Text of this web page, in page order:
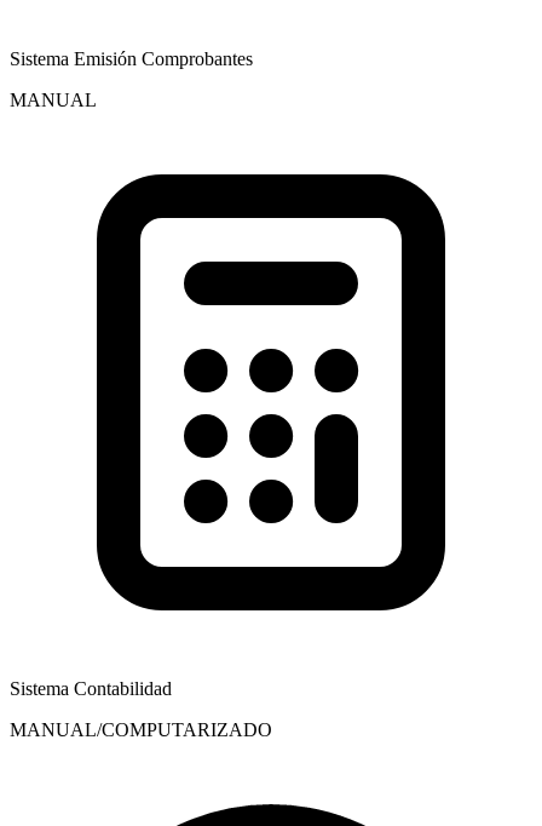
Sistema Emisión Comprobantes
MANUAL
Sistema Contabilidad
MANUAL/COMPUTARIZADO